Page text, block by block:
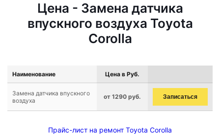
Цена - Замена датчика
впускного воздуха Toyota
Corolla
Наименование Цена в Руб.
Замена датчика впускного
воздуха
от 1290 руб. Записаться
Прайс-лист на ремонт Toyota Corolla